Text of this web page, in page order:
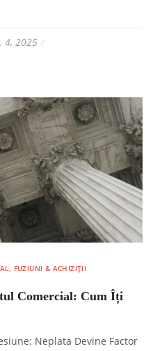
4, 2025
FUZIUNI & ACHIZIȚII
Comercial: Cum Îți
Neplata Devine Factor